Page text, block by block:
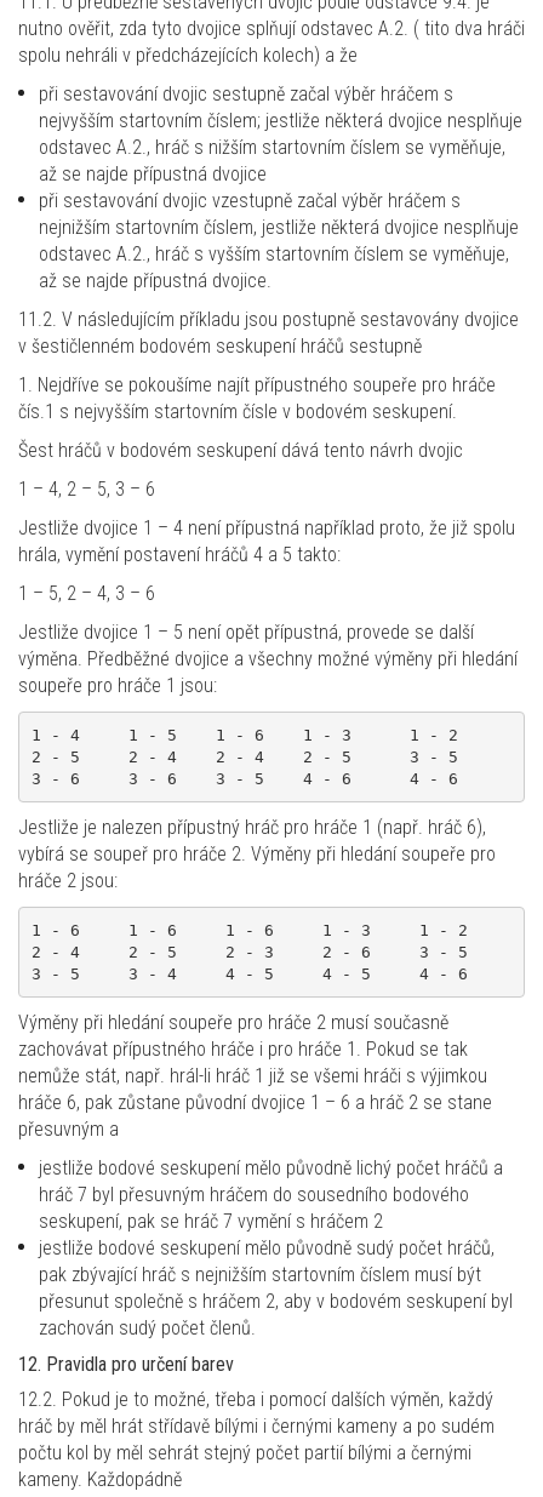
nutno ověřit, zda tyto dvojice splňují odstavec A.2. ( tito dva hráči
spolu nehráli v předcházejících kolech) a že
při sestavování dvojic sestupně začal výběr hráčem s
nejvyšším startovním číslem; jestliže některá dvojice nesplňuje
odstavec A.2., hráč s nižším startovním číslem se vyměňuje,
až se najde přípustná dvojice
při sestavování dvojic vzestupně začal výběr hráčem s
nejnižším startovním číslem, jestliže některá dvojice nesplňuje
odstavec A.2., hráč s vyšším startovním číslem se vyměňuje,
až se najde přípustná dvojice.
11.2. V následujícím příkladu jsou postupně sestavovány dvojice
v šestičlenném bodovém seskupení hráčů sestupně
1. Nejdříve se pokoušíme najít přípustného soupeře pro hráče
čís.1 s nejvyšším startovním čísle v bodovém seskupení.
Šest hráčů v bodovém seskupení dává tento návrh dvojic
1 – 4, 2 – 5, 3 – 6
Jestliže dvojice 1 – 4 není přípustná například proto, že již spolu
hrála, vymění postavení hráčů 4 a 5 takto:
1 – 5, 2 – 4, 3 – 6
Jestliže dvojice 1 – 5 není opět přípustná, provede se další
výměna. Předběžné dvojice a všechny možné výměny při hledání
soupeře pro hráče 1 jsou:
1 - 4     1 - 5    1 - 6    1 - 3      1 - 2
2 - 5     2 - 4    2 - 4    2 - 5      3 - 5
Jestliže je nalezen přípustný hráč pro hráče 1 (např. hráč 6),
vybírá se soupeř pro hráče 2. Výměny při hledání soupeře pro
hráče 2 jsou:
1 - 6     1 - 6     1 - 6     1 - 3     1 - 2
2 - 4     2 - 5     2 - 3     2 - 6     3 - 5
Výměny při hledání soupeře pro hráče 2 musí současně
zachovávat přípustného hráče i pro hráče 1. Pokud se tak
nemůže stát, např. hrál-li hráč 1 již se všemi hráči s výjimkou
hráče 6, pak zůstane původní dvojice 1 – 6 a hráč 2 se stane
přesuvným a
jestliže bodové seskupení mělo původně lichý počet hráčů a
hráč 7 byl přesuvným hráčem do sousedního bodového
seskupení, pak se hráč 7 vymění s hráčem 2
jestliže bodové seskupení mělo původně sudý počet hráčů,
pak zbývající hráč s nejnižším startovním číslem musí být
přesunut společně s hráčem 2, aby v bodovém seskupení byl
zachován sudý počet členů.
12. Pravidla pro určení barev
12.2. Pokud je to možné, třeba i pomocí dalších výměn, každý
hráč by měl hrát střídavě bílými i černými kameny a po sudém
počtu kol by měl sehrát stejný počet partií bílými a černými
kameny. Každopádně